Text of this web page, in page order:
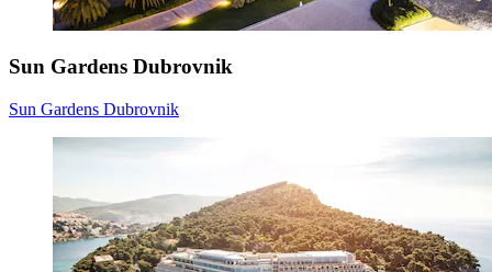
Sun Gardens Dubrovnik
Sun Gardens Dubrovnik